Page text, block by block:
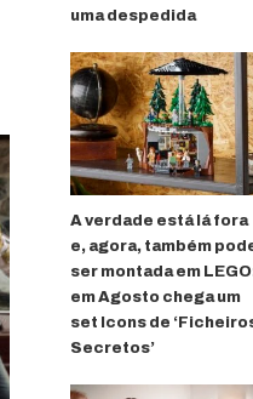
uma despedida
A verdade está lá fora
e, agora, também
ser montada em
em Agosto chega um
set Icons de
Secretos’